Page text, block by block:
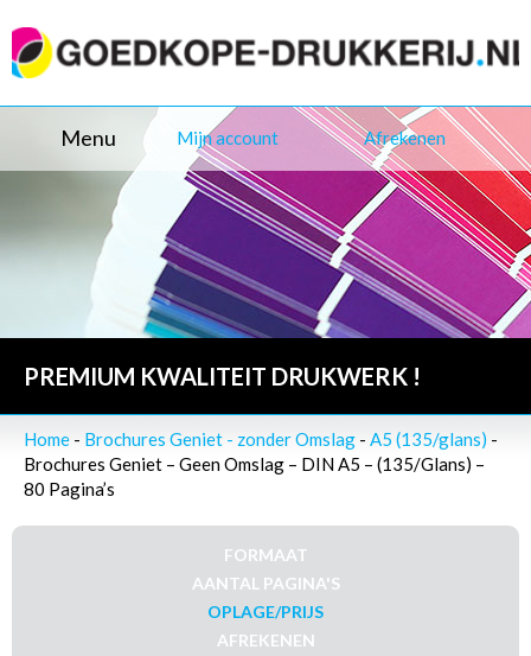
Menu Mijn account Afrekenen
PREMIUM KWALITEIT DRUKWERK !
Home - Brochures Geniet - zonder Omslag - A5 (135/glans) -
Brochures Geniet – Geen Omslag – DIN A5 – (135/Glans) –
80 Pagina’s
FORMAAT
AANTAL PAGINA'S
OPLAGE/PRIJS
AFREKENEN